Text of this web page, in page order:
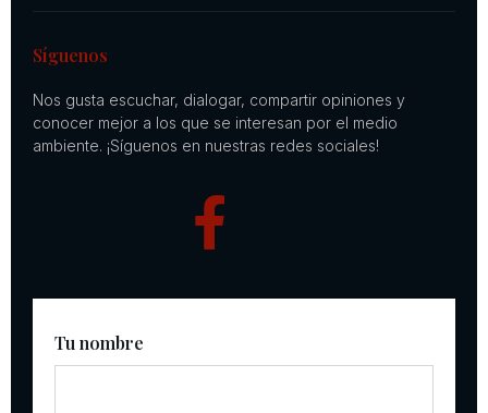
Síguenos
Nos gusta escuchar, dialogar, compartir opiniones y
conocer mejor a los que se interesan por el medio
ambiente. ¡Síguenos en nuestras redes sociales!
Tu nombre